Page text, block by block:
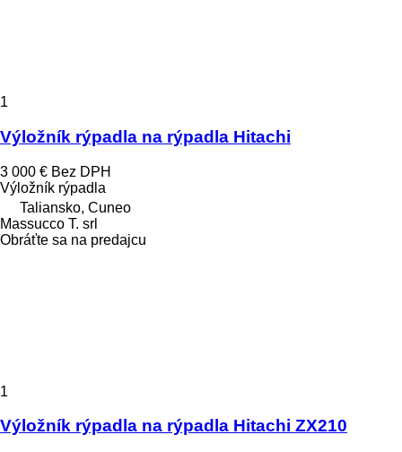
1
Výložník rýpadla na rýpadla Hitachi
3 000 € Bez DPH
Výložník rýpadla
Taliansko, Cuneo
Massucco T. srl
Obráťte sa na predajcu
1
Výložník rýpadla na rýpadla Hitachi ZX210